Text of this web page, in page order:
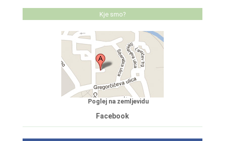
Kje smo?
Poglej na zemljevidu
Facebook